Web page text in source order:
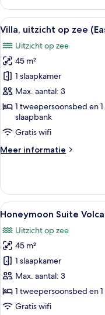
bubbelbad,
uitzicht
op
Alle
foto's
voor
Villa,
uitzicht
op
zee
(East
Aegean)
laden
12
Villa, uitzicht op zee
Uitzicht op zee
45 m²
1 slaapkamer
Max. aantal: 3
1 tweepersoonsbed en
slaapbank
Gratis wifi
Meer informatie
Meer
uitzicht
op
zee
Aegean)
Alle
foto's
voor
Honeymoon
Suite
Volcano
View
laden
9
Honeymoon Suite
Uitzicht op zee
45 m²
1 slaapkamer
Max. aantal: 3
1 tweepersoonsbed en
Gratis wifi